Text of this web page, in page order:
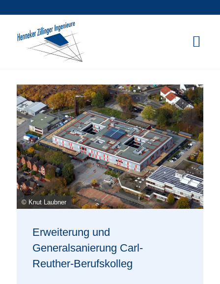
© Knut Laubner
Erweiterung und
Generalsanierung Carl-
Reuther-Berufskolleg